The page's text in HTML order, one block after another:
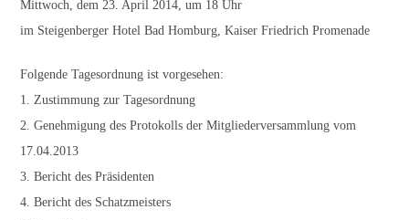
Mittwoch, dem 23. April 2014, um 18 Uhr
im Steigenberger Hotel Bad Homburg, Kaiser Friedrich Promenade
Folgende Tagesordnung ist vorgesehen:
1. Zustimmung zur Tagesordnung
2. Genehmigung des Protokolls der Mitgliederversammlung vom
17.04.2013
3. Bericht des Präsidenten
4. Bericht des Schatzmeisters